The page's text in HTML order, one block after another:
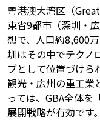
粤港澳大湾区（
東省9都市（深圳・
想で、人口約8,600
圳はその中でテクノ
ブとして位置づけら
観光・広州の重工業
っては、GBA全体を
展開戦略が有効です。